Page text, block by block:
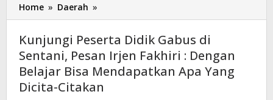
Home » Daerah »
Peserta
Gabus
di
Sentani,
Pesan
Kunjungi Peserta Didik Gabus di
Sentani, Pesan Irjen Fakhiri : Dengan
Belajar Bisa Mendapatkan Apa Yang
Dicita-Citakan